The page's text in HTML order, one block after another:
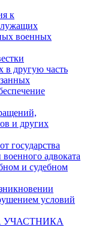
к
военных
в другую часть
и других
государства
адвоката
и судебном
условий
УЧАСТНИКА